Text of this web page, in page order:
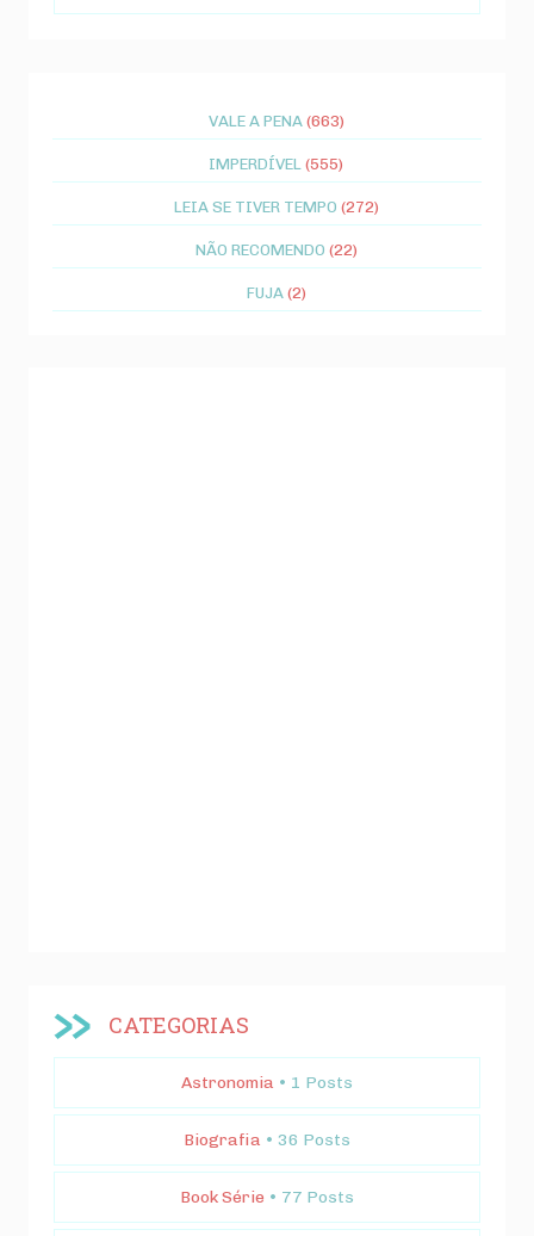
VALE A PENA (663)
IMPERDÍVEL(555)
LEIA SE TIVER TEMPO (272)
NÃO RECOMENDO (22)
FUJA (2)
CATEGORIAS
Astronomia • 1 Posts
Biografia • 36 Posts
Book Série • 77 Posts